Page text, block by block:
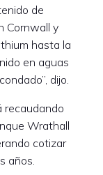
de
Cornwall y
hasta la
en aguas
dijo.
recaudando
Wrathall
cotizar
años.